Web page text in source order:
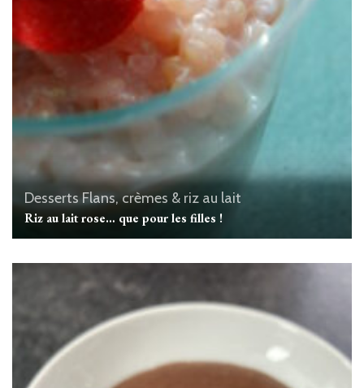
Desserts Flans, crèmes & riz au lait
Riz au lait rose… que pour les filles !